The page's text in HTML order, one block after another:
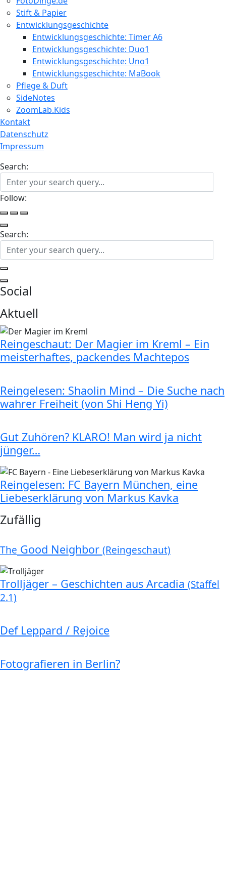
Stift & Papier
Entwicklungsgeschichte
Entwicklungsgeschichte: Timer A6
Entwicklungsgeschichte: Duo1
Entwicklungsgeschichte: Uno1
Entwicklungsgeschichte: MaBook
Pflege & Duft
SideNotes
ZoomLab.Kids
Kontakt
Datenschutz
Impressum
Search:
Follow:
Search:
Social
Aktuell
Reingeschaut: Der Magier im Kreml – Ein
meisterhaftes, packendes Machtepos
Reingelesen: Shaolin Mind – Die Suche nach
wahrer Freiheit (von Shi Heng Yi)
Gut Zuhören? KLARO! Man wird ja nicht
jünger…
Reingelesen: FC Bayern München, eine
Liebeserklärung von Markus Kavka
Zufällig
The Good Neighbor (Reingeschaut)
Trolljäger – Geschichten aus Arcadia (Staffel
2.1)
Def Leppard / Rejoice
Fotografieren in Berlin?